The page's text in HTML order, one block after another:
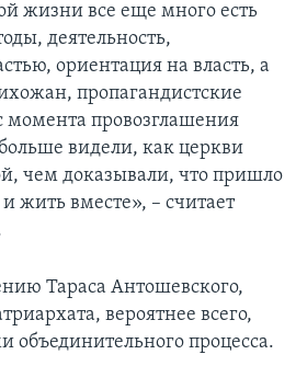
жизни все еще много есть
деятельность,
ориентация на власть, а
пропагандистские
провозглашения
видели, как церкви
чем доказывали, что пришло
жить вместе», – считает
Тараса Антошевского,
вероятнее всего,
объединительного процесса.